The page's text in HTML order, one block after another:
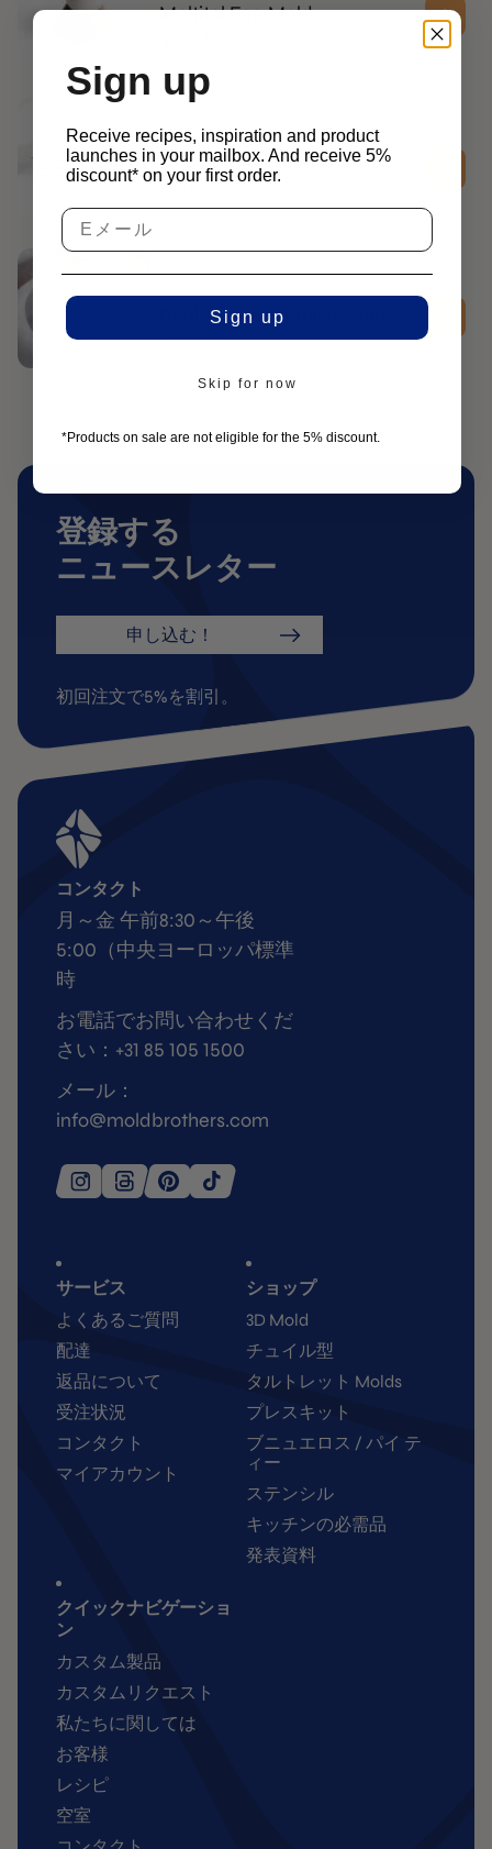
Maltitol Egg Mold
Pressing Kits
Wave Pressing Kit
￡
Realistic Citrus Tuille Mold
￡34.30 消費税別
1
登録する
ニュースレター
申し込む！
初回注文で5%を割引。
サービス
よくあるご質問
配達
返品について
受注状況
コンタクト
マイアカウント
ショップ
3D Mold
チュイル型
タルトレット Molds
プレスキット
ブニュエロス / パイ テ
ィー
ステンシル
キッチンの必需品
発表資料
クイックナビゲーショ
ン
カスタム製品
カスタムリクエスト
私たちに関しては
お客様
レシピ
空室
コンタクト
月～金 午前8:30～午後
5:00（中央ヨーロッパ標準
時
お電話でお問い合わせくだ
さい：+31 85 105 1500
メール：
info@moldbrothers.com
Sign up
Receive recipes, inspiration and product
launches in your mailbox. And receive 5%
discount* on your first order.
Sign up
Skip for now
*Products on sale are not eligible for the 5% discount.